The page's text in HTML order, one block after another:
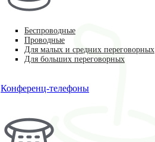
Беспроводные
Проводные
Для малых и средних переговорных
Для больших переговорных
Конференц-телефоны